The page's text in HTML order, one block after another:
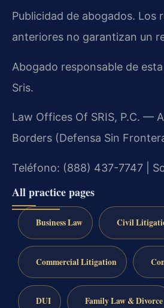
Publicidad de abogados. Los
anteriores no garantizan un
Abogado responsable de
Sris.
Law Offices Of SRIS, P.C. —
Borders (Defensa Sin
Teléfono: (888) 437-7747 |
All practice pages
Business Law Civil
Commercial Litigation
DUI Family Law & Divorce